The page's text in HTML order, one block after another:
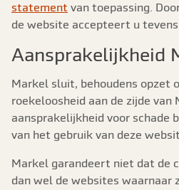
statement van toepassing.
de website accepteert u tevens
Aansprakelijkheid
Markel sluit, behoudens opzet
roekeloosheid aan de zijde van
aansprakelijkheid voor schade
van het gebruik van deze
Markel garandeert niet dat de
dan wel de websites waarnaar